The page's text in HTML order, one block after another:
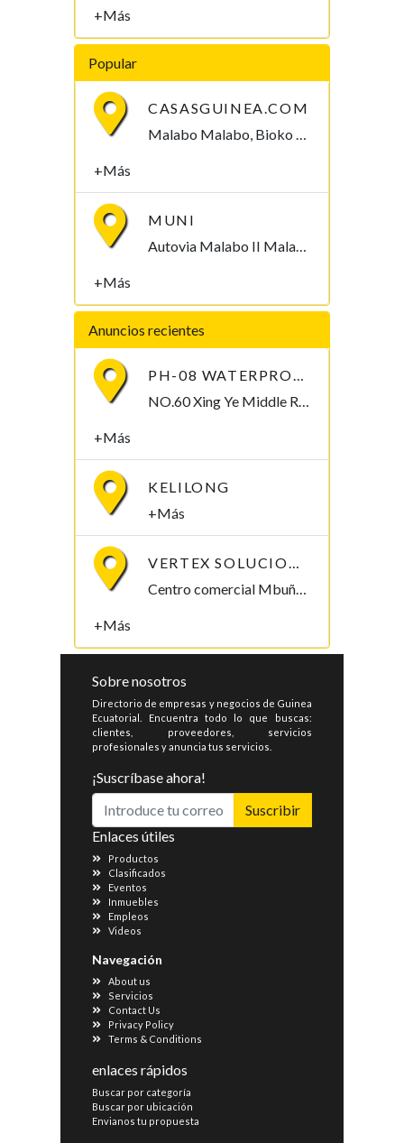
+Más
Popular
CASASGUINEA.COM
Malabo Malabo, Bioko Norte , Guinea Ecuatorial
+Más
MUNI
Autovia Malabo II Malabo, Bioko Norte , Guinea Ecuatorial
+Más
Anuncios recientes
PH-08 WATERPROOF PEN-TYPE SOIL PH METER
NO.60 Xing Ye Middle Road Fuan Fujian China , 355019,
+Más
KELILONG
+Más
VERTEX SOLUCIONES S.L.
Centro comercial Mbuña Bocamba, primera planta. Bata, Litoral , Guinea Ecuatorial
+Más
Sobre nosotros
Directorio de empresas y negocios de Guinea
Ecuatorial. Encuentra todo lo que buscas:
clientes, proveedores, servicios
profesionales y anuncia tus servicios.
¡Suscríbase ahora!
Suscribir
Enlaces útiles
Productos
Clasificados
Eventos
Inmuebles
Empleos
Videos
Navegación
About us
Servicios
Contact Us
Privacy Policy
Terms & Conditions
enlaces rápidos
Buscar por categoría
Buscar por ubicación
Envianos tu propuesta